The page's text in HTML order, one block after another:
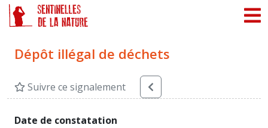
Dépôt illégal de déchets
Suivre ce signalement
Date de constatation
Panneau de gestion des cookies